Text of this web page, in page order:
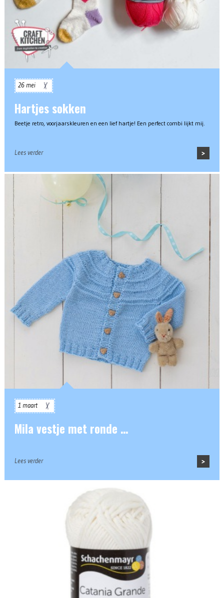
26 mei
Hartjes sokken
Beetje retro, voorjaarskleuren en een lief hartje! Een perfect combi lijkt mij.
Lees verder
1 maart
Mila vestje met ronde …
Lees verder